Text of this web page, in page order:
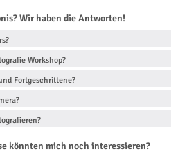
Wir haben die Antworten!
Workshop?
Fortgeschrittene?
könnten mich noch interessieren?